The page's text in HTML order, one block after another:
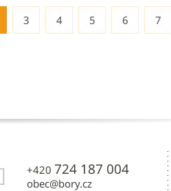
3 4 5 6 7
+420724 187 004
obec@bory.cz